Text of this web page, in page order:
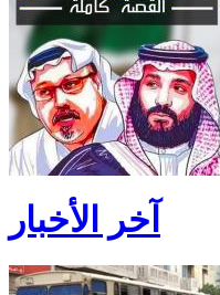
آخر الأخبار